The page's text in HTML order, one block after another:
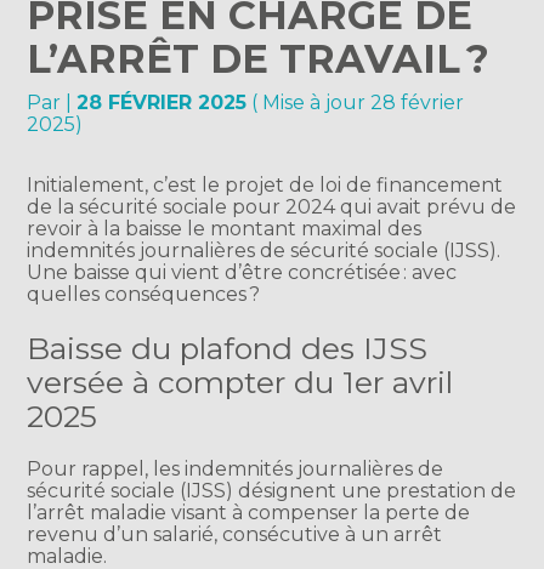
PRISE EN CHARGE DE
L’ARRÊT DE TRAVAIL ?
Par |28 FÉVRIER 2025 ( Mise à jour 28 février
2025)
Initialement, c’est le projet de loi de financement
de la sécurité sociale pour 2024 qui avait prévu de
revoir à la baisse le montant maximal des
indemnités journalières de sécurité sociale (IJSS).
Une baisse qui vient d’être concrétisée : avec
quelles conséquences ?
Baisse du plafond des IJSS
versée à compter du 1er avril
2025
Pour rappel, les indemnités journalières de
sécurité sociale (IJSS) désignent une prestation de
l’arrêt maladie visant à compenser la perte de
revenu d’un salarié, consécutive à un arrêt
maladie.